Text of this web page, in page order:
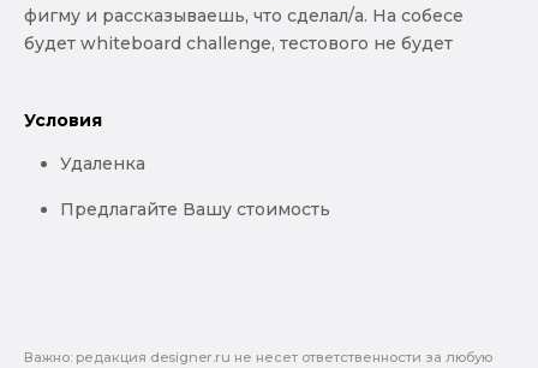
фигму и рассказываешь, что сделал/а. На собесе
будет whiteboard challenge, тестового не будет
Условия
Удаленка
Предлагайте Вашу стоимость
Важно: pедакция designer.ru не несет ответственности за любую